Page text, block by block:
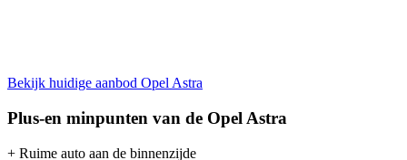
Bekijk huidige aanbod Opel Astra
Plus-en minpunten van de Opel Astra
+ Ruime auto aan de binnenzijde